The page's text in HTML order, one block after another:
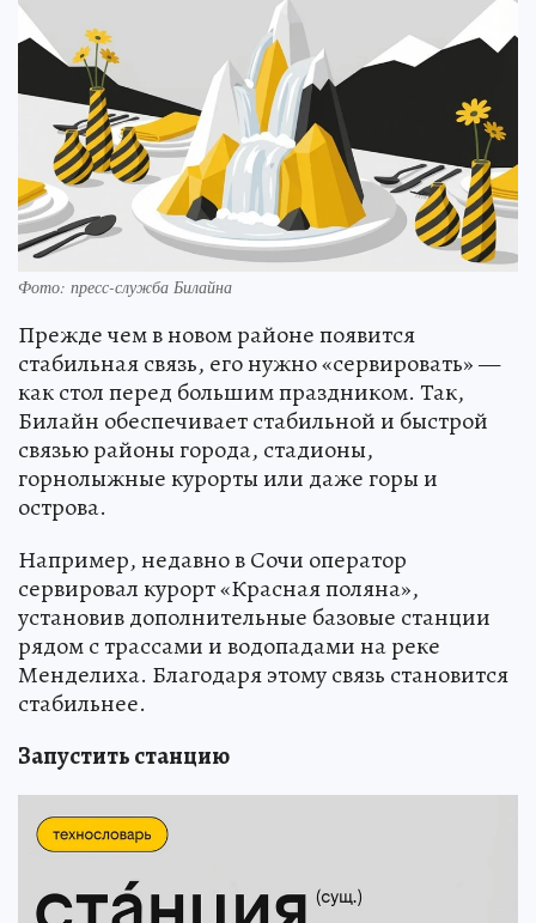
Фото: пресс-служба Билайна
Прежде чем в новом районе появится
стабильная связь, его нужно «сервировать» —
как стол перед большим праздником. Так,
Билайн обеспечивает стабильной и быстрой
связью районы города, стадионы,
горнолыжные курорты или даже горы и
острова.
Например, недавно в Сочи оператор
сервировал курорт «Красная поляна»,
установив дополнительные базовые станции
рядом с трассами и водопадами на реке
Менделиха. Благодаря этому связь становится
стабильнее.
Запустить станцию